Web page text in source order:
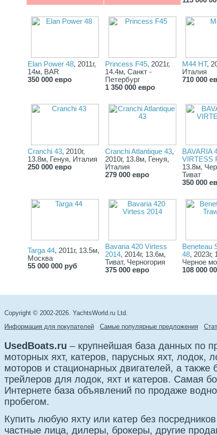
Минибар с дверцами и раковиной на флайбридже
Подстольный холодильник на камбузе
Индукционная плита
🎉 TY460 от Eastar Yachts – это не просто яхта, это ваш
идеальный спутник для:
💘 Романтических ужинов на воде.
💃 Весёлых вечеринок с друзьями.
🤝 Деловых встреч в стильной обстановке.
Eastar Yachts – бренд, который воплощает мечты о роскоши и
Elan Power 48, 2011г,
14м, BAR
350 000 евро
Princess F45, 2021г,
14.4м, Санкт -
Петербург
1 350 000 евро
M44 HT,
Италия
710 000
Cranchi 43, 2010г,
13.8м, Генуя, Италия
250 000 евро
Cranchi Atlantique 43,
2010г, 13.8м, Генуя,
Италия
279 000 евро
BAVARIA
VIRTESS
13.8м,
Тиват
350 000
Targa 44, 2011г, 13.5м,
Москва
55 000 000 руб
Bavaria 420 Virtess
2014, 2014г, 13.6м,
Тиват, Черногория
375 000 евро
Beneteau
48, 2023г,
Черное
108 000
Copyright © 2002-2026. YachtsWorld.ru Ltd.
Информация для покупателей
Самые популярные предложения
UsedBoats.ru – крупнейшая база данных по
моторных яхт, катеров, парусных яхт, лодок,
моторов и стационарных двигателей, а также
трейлеров для лодок, яхт и катеров. Самая
Интернете база объявлений по продаже
пробегом.
Купить любую яхту или катер без
частные лица, дилеры, брокеры, другие